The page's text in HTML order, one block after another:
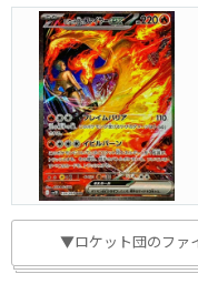
▼ロケット団のファ